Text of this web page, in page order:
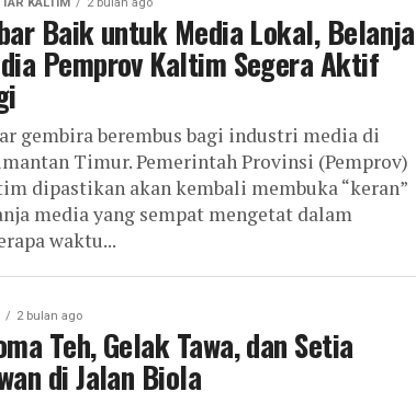
Baik untuk Media Lokal, Belanja
Pemprov Kaltim Segera Aktif
gembira berembus bagi industri media di
Timur. Pemerintah Provinsi (Pemprov)
dipastikan akan kembali membuka “keran”
media yang sempat mengetat dalam
waktu...
2 bulan ago
Teh, Gelak Tawa, dan Setia
di Jalan Biola